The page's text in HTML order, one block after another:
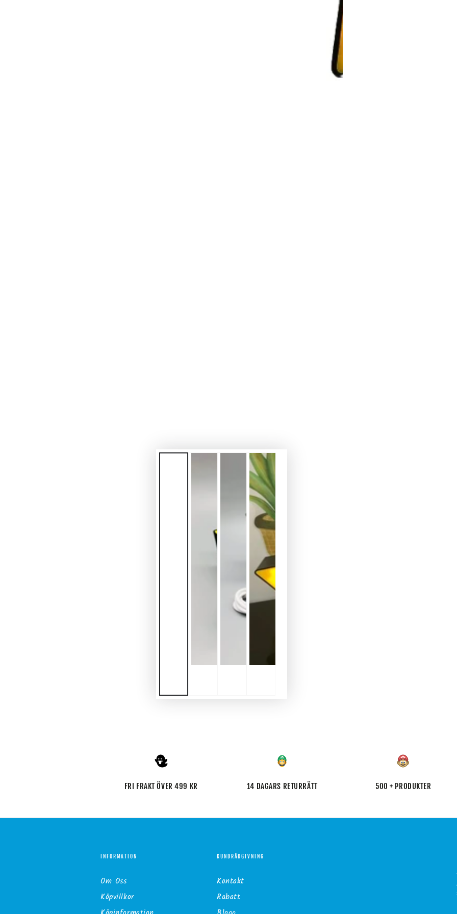
FRI FRAKT ÖVER 499 KR 14 DAGARS RETURRÄTT 500 + PRODUKTER
INFORMATION
Om Oss
Köpvillkor
KUNDRÅDGIVNING
Kontakt
Rabatt